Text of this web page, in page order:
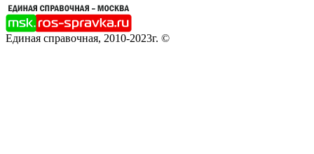
Единая справочная, 2010-2023г. ©